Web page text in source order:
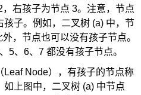
右孩子为节点 3。注意，节点
子。例如，二叉树 (a) 中，节
，节点也可以没有孩子节点。
5、6、7 都没有孩子节点。
Node），有孩子的节点称
上图中，二叉树 (a) 中节点